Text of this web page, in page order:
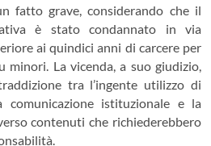
fatto grave, considerando che il
è stato condannato in via
ai quindici anni di carcere per
minori. La vicenda, a suo giudizio,
tra l’ingente utilizzo di
comunicazione istituzionale e la
contenuti che richiederebbero